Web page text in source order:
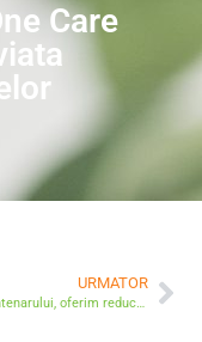
Care
URMATOR
In anul Centenarului, oferim reduceri de 100.000 de lei companiilor din Romania